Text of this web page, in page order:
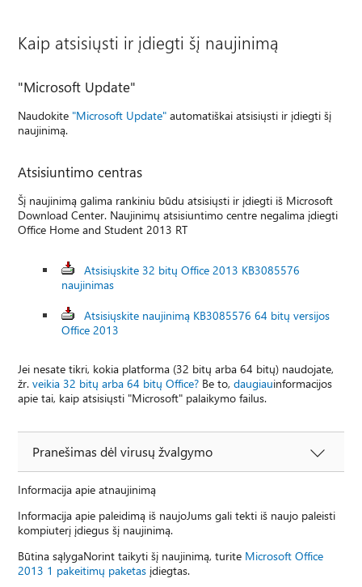
Kaip atsisiųsti ir įdiegti šį naujinimą
"Microsoft Update"
Naudokite "Microsoft Update" automatiškai atsisiųsti ir įdiegti šį
naujinimą.
Atsisiuntimo centras
Šį naujinimą galima rankiniu būdu atsisiųsti ir įdiegti iš Microsoft
Download Center. Naujinimų atsisiuntimo centre negalima įdiegti
Office Home and Student 2013 RT
Atsisiųskite 32 bitų Office 2013 KB3085576
naujinimas
Atsisiųskite naujinimą KB3085576 64 bitų versijos
Office 2013
Jei nesate tikri, kokia platforma (32 bitų arba 64 bitų) naudojate,
žr.veikia 32 bitų arba 64 bitų Office? Be to,daugiauinformacijos
apie tai, kaip atsisiųsti "Microsoft" palaikymo failus.
Pranešimas dėl virusų žvalgymo
Informacija apie atnaujinimą
Informacija apie paleidimą iš naujoJums gali tekti iš naujo paleisti
kompiuterį įdiegus šį naujinimą.
Būtina sąlygaNorint taikyti šį naujinimą, turite Microsoft Office
2013 1 pakeitimų paketas įdiegtas.